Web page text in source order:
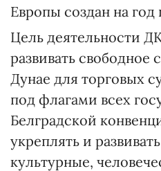
Европы создан на год
Цель деятельности
развивать свободное
Дунае для торговых
под флагами всех
Белградской
укреплять и
культурные,